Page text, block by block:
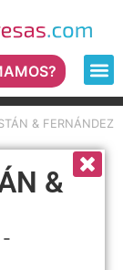
& FERNÁNDEZ
&